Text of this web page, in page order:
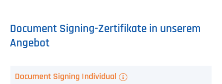
Document Signing-Zertifikate in unserem
Angebot
AATL
Document Signing Individual